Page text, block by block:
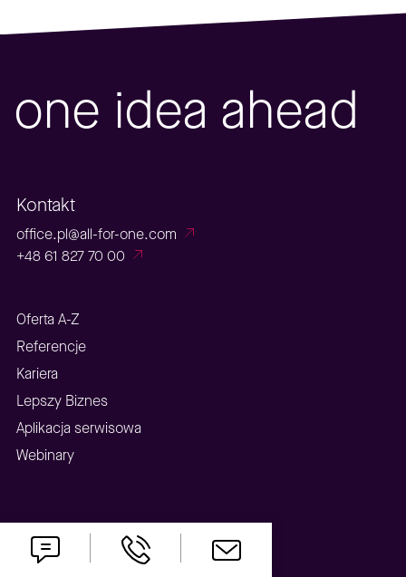
one idea ahead
Kontakt
office.pl@all-for-one.com
+48 61 827 70 00
Oferta A-Z
Referencje
Kariera
Lepszy Biznes
Aplikacja serwisowa
Webinary